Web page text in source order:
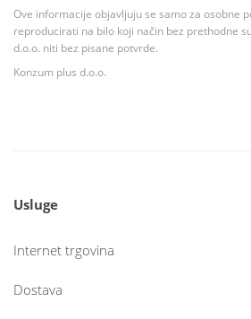
Ove informacije objavljuju se samo za osobne
reproducirati na bilo koji način bez prethodne
d.o.o. niti bez pisane potvrde.
Konzum plus d.o.o.
Usluge
Internet trgovina
Dostava